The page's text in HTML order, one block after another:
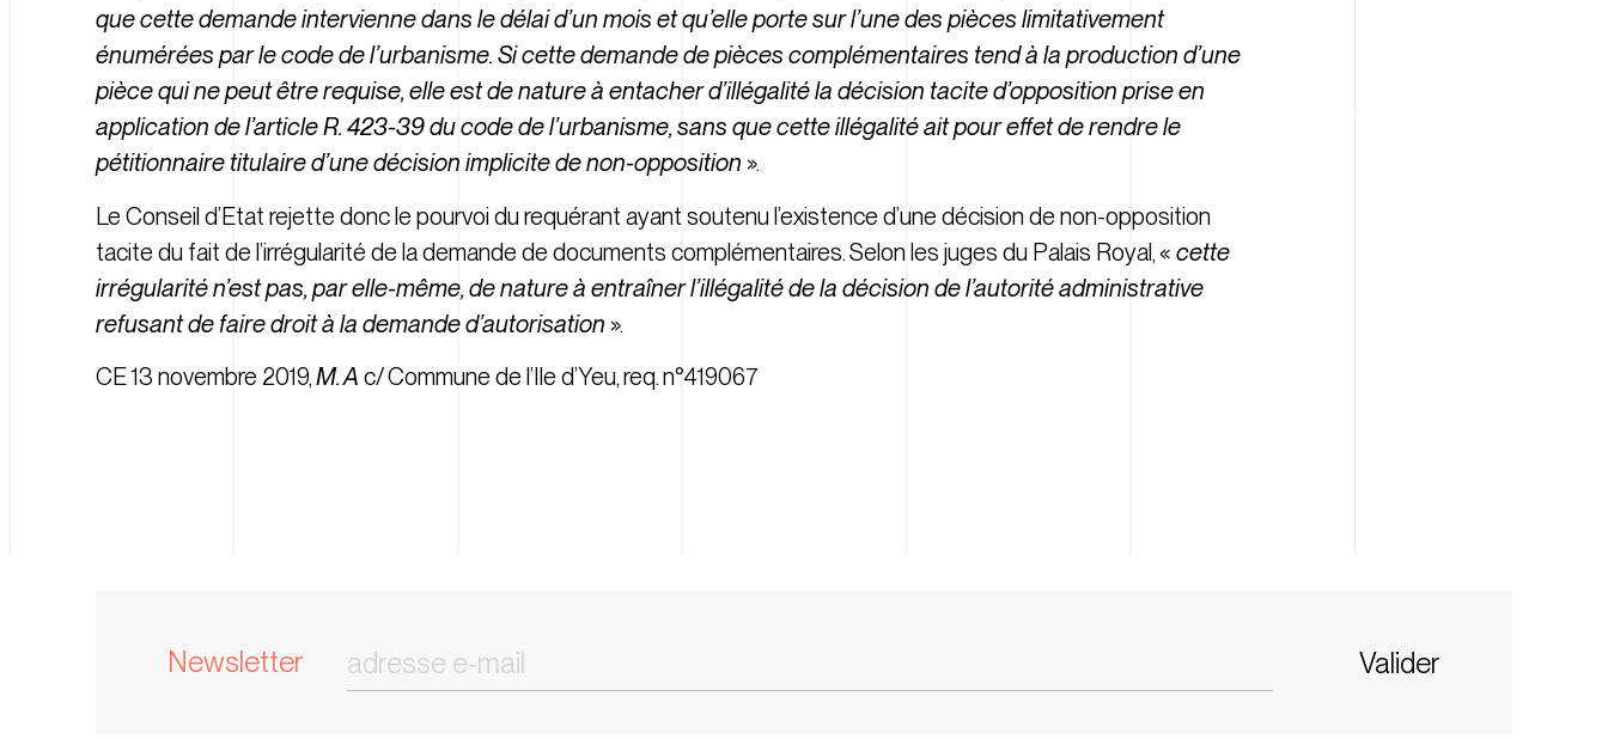
que cette demande intervienne dans le délai d’un mois et qu’elle porte sur l’une des pièces limitativement
énumérées par le code de l’urbanisme. Si cette demande de pièces complémentaires tend à la production d’une
pièce qui ne peut être requise, elle est de nature à entacher d’illégalité la décision tacite d’opposition prise en
application de l’article R. 423-39 du code de l’urbanisme, sans que cette illégalité ait pour effet de rendre le
pétitionnaire titulaire d’une décision implicite de non-opposition ».
Le Conseil d’Etat rejette donc le pourvoi du requérant ayant soutenu l’existence d’une décision de non-opposition
tacite du fait de l’irrégularité de la demande de documents complémentaires. Selon les juges du Palais Royal, « cette
irrégularité n’est pas, par elle-même, de nature à entraîner l’illégalité de la décision de l’autorité administrative
refusant de faire droit à la demande d’autorisation ».
CE 13 novembre 2019,M. A c/ Commune de l’Ile d’Yeu, req. n°419067
Newsletter Valider